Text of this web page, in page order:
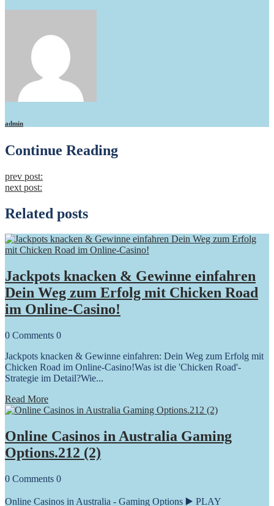
admin
Continue Reading
prev post:
next post:
Related posts
Jackpots knacken & Gewinne einfahren
Dein Weg zum Erfolg mit Chicken Road
im Online-Casino!
0 Comments 0
Jackpots knacken & Gewinne einfahren: Dein Weg zum Erfolg mit
Chicken Road im Online-Casino!Was ist die 'Chicken Road'-
Strategie im Detail?Wie...
Read More
Online Casinos in Australia Gaming
Options.212 (2)
0 Comments 0
Online Casinos in Australia - Gaming Options ▶️ PLAY